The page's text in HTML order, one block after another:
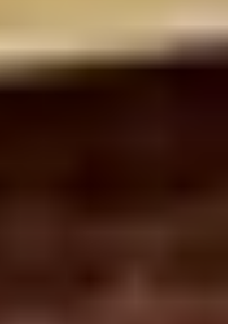
bringen ihm auch
beides verbinden,
du Recruiting